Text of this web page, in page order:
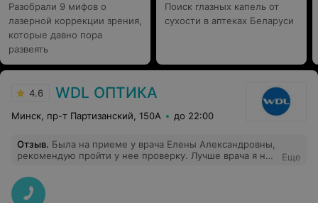
Разобрали 9 мифов о
лазерной коррекции зрения,
которые давно пора
развеять
Поиск глазных капель от
сухости в аптеках Беларуси
4.6 WDL ОПТИКА
Минск, пр-т Партизанский, 150А до 22:00
Отзыв. Была на приеме у врача Елены Александровны,
рекомендую пройти у нее проверку. Лучше врача я не
выбор очень хороший. Рядом метро.
Еще